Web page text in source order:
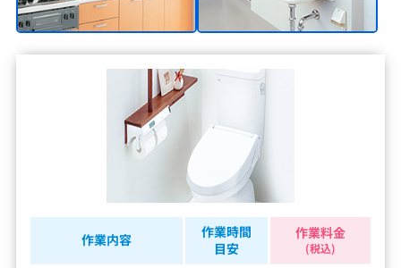
作業内容
作業時間
目安
作業料金
(税込)